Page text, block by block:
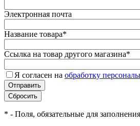
Электронная почта
Название товара*
Ссылка на товар другого магазина*
Я согласен на обработку
* - Поля, обязательные для заполнения